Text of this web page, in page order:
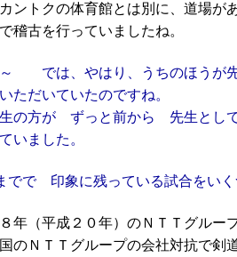
ントクの体育館とは別に、道場が
稽古を行っていましたね。
では、やはり、うちのほうが
ただいていたのですね。
の方が ずっと前から 先生とし
いました。
で 印象に残っている試合をいく
年（平成２０年）のＮＴＴグルー
のＮＴＴグループの会社対抗で剣